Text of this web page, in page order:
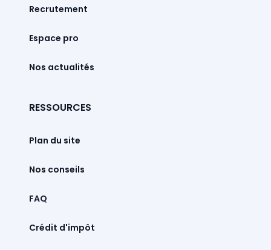
Recrutement
Espace pro
Nos actualités
RESSOURCES
Plan du site
Nos conseils
FAQ
Crédit d'impôt